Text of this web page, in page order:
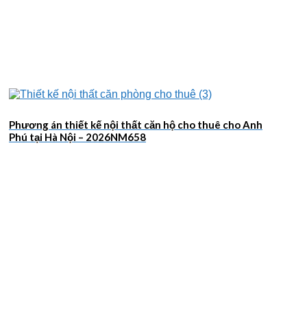
Phương án thiết kế nội thất căn hộ cho thuê cho Anh
Phú tại Hà Nội – 2026NM658